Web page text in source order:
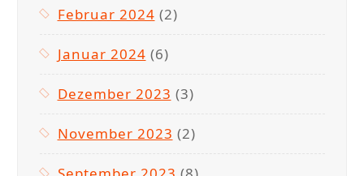
Februar 2024 (2)
Januar 2024 (6)
Dezember 2023 (3)
November 2023 (2)